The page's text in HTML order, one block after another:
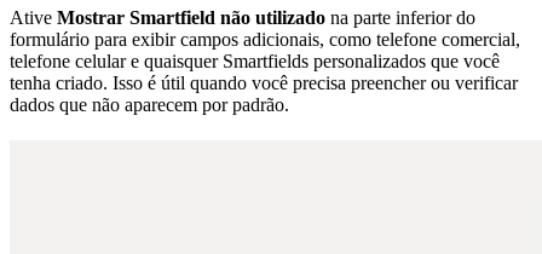
Ative Mostrar Smartfield não utilizado na parte inferior do
formulário para exibir campos adicionais, como telefone comercial,
telefone celular e quaisquer Smartfields personalizados que você
tenha criado. Isso é útil quando você precisa preencher ou verificar
dados que não aparecem por padrão.